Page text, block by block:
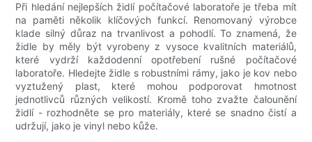
Při hledání nejlepších židlí počítačové laboratoře je třeba mít
na paměti několik klíčových funkcí. Renomovaný výrobce
klade silný důraz na trvanlivost a pohodlí. To znamená, že
židle by měly být vyrobeny z vysoce kvalitních materiálů,
které vydrží každodenní opotřebení rušné počítačové
laboratoře. Hledejte židle s robustními rámy, jako je kov nebo
vyztužený plast, které mohou podporovat hmotnost
jednotlivců různých velikostí. Kromě toho zvažte čalounění
židlí - rozhodněte se pro materiály, které se snadno čistí a
udržují, jako je vinyl nebo kůže.